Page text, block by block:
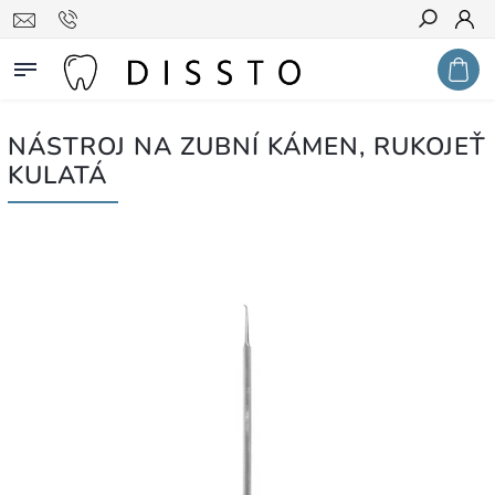
Hledat
NÁSTROJ NA ZUBNÍ KÁMEN, RUKOJEŤ
KULATÁ